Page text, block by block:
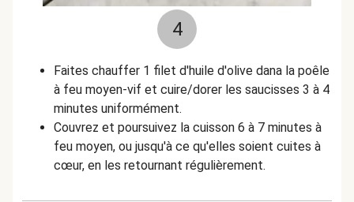
4
Faites chauffer 1 filet d'huile d'olive dana la poêle
à feu moyen-vif et cuire/dorer les saucisses 3 à 4
minutes uniformément.
Couvrez et poursuivez la cuisson 6 à 7 minutes à
feu moyen, ou jusqu'à ce qu'elles soient cuites à
cœur, en les retournant régulièrement.